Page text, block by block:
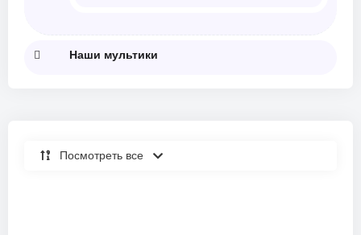
Наши мультики
Посмотреть все